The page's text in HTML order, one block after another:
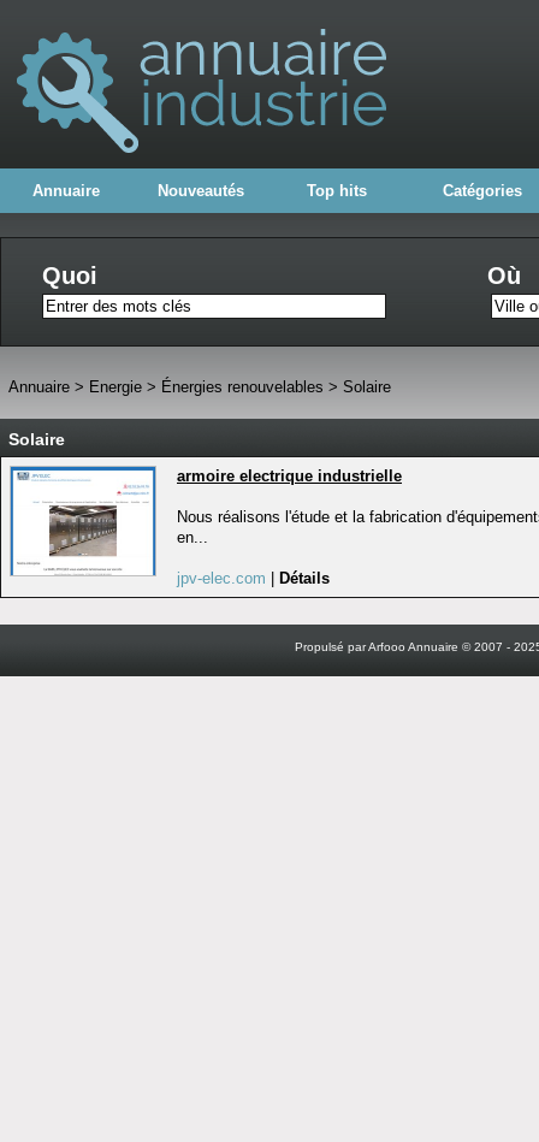
Annuaire Nouveautés Top hits Catégories
Quoi Où
Annuaire > Energie > Énergies renouvelables > Solaire
Solaire
armoire electrique industrielle
Nous réalisons l'étude et la fabrication
en...
jpv-elec.com Détails
Propulsé par Arfooo Annuaire © 2007 -